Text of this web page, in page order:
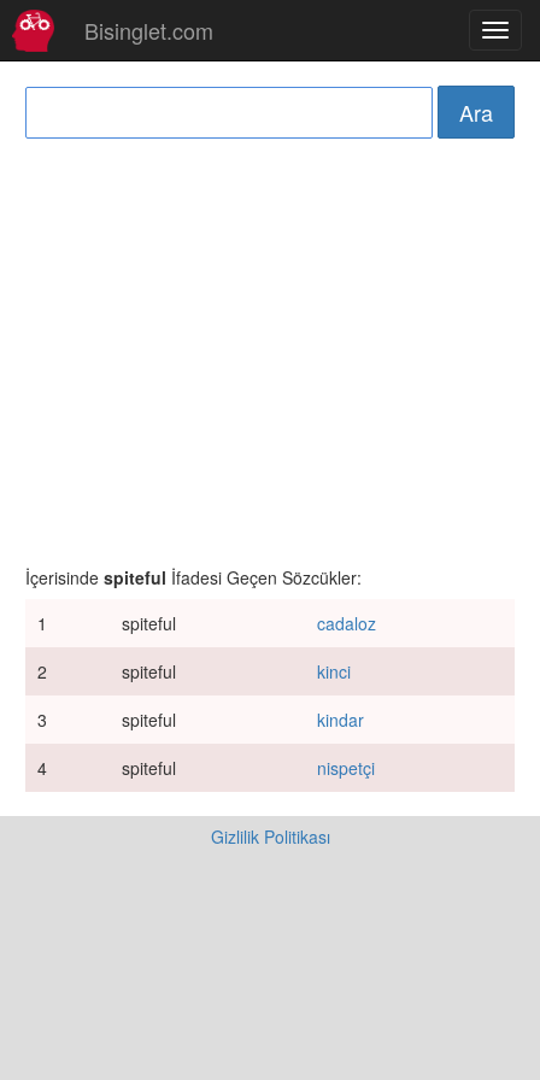
Bisinglet.com
İçerisinde spiteful İfadesi Geçen Sözcükler:
1
spiteful
cadaloz
2
spiteful
kinci
3
spiteful
kindar
4
spiteful nispetçi
Gizlilik Politikası